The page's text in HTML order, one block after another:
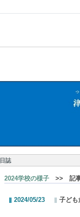
日誌
2024学校の様子 >> 記
2024/05/23 子ども